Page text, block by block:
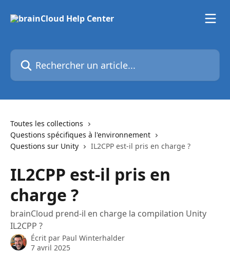
Rechercher un article...
Toutes les collections
Questions spécifiques à l'environnement
Questions sur Unity
IL2CPP est-il pris en charge ?
IL2CPP est-il pris en
charge ?
brainCloud prend-il en charge la compilation Unity
IL2CPP ?
Écrit par Paul Winterhalder
7 avril 2025